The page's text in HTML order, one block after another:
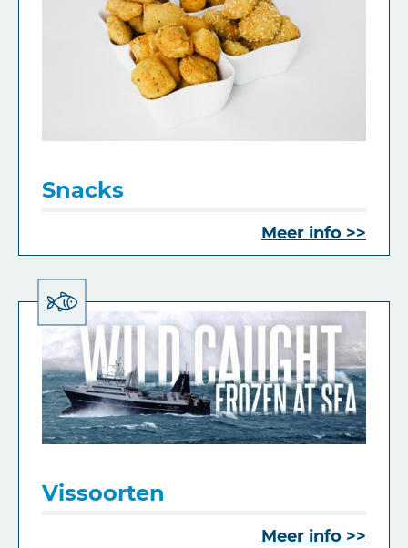
Snacks
Meer info
Vissoorten
Meer info